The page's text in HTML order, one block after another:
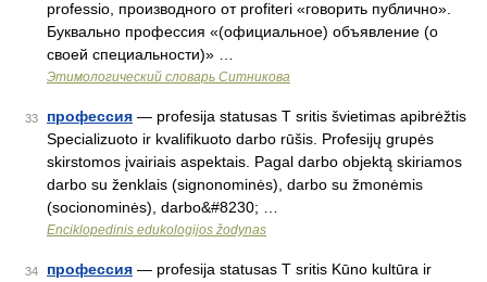
professio, производного от profiteri «говорить публично».
Буквально профессия «(официальное) объявление (о
своей специальности)» …
Этимологический словарь Ситникова
33 профессия — profesija statusas T sritis švietimas apibrėžtis
Specializuoto ir kvalifikuoto darbo rūšis. Profesijų grupės
skirstomos įvairiais aspektais. Pagal darbo objektą skiriamos
darbo su ženklais (signonominės), darbo su žmonėmis
(socionominės), darbo&#8230; …
Enciklopedinis edukologijos žodynas
34 профессия — profesija statusas T sritis Kūno kultūra ir